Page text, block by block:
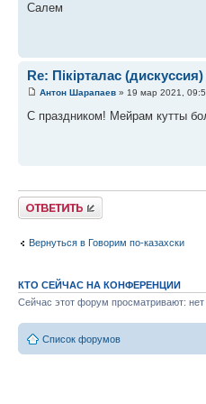
Салем
Re: Пікірталас (дискуссия)
Антон Шарапаев » 19 мар 2021,
С праздником! Мейрам кутты
Ответить
Вернуться в Говорим по-казахски
КТО СЕЙЧАС НА КОНФЕРЕНЦИИ
Сейчас этот форум просматривают: нет
Список форумов